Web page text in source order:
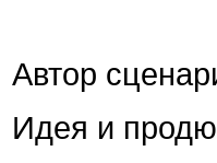
Автор
Идея и